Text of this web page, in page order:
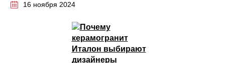
16 ноября 2024